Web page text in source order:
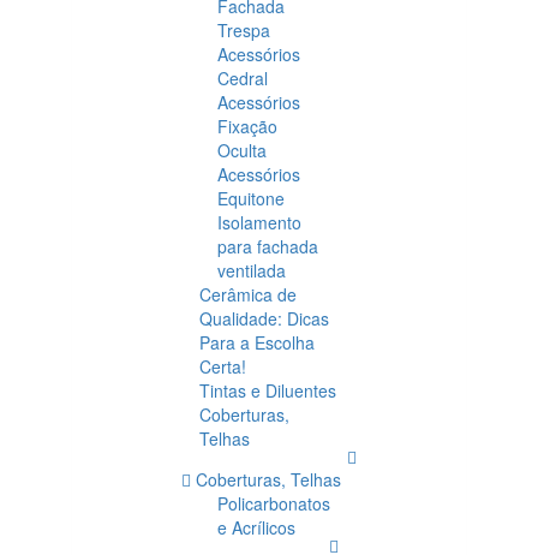
Fachada
Trespa
Acessórios
Cedral
Acessórios
Fixação
Oculta
Acessórios
Equitone
Isolamento
para fachada
ventilada
Cerâmica de
Qualidade: Dicas
Para a Escolha
Certa!
Tintas e Diluentes
Coberturas,
Telhas
Coberturas, Telhas
Policarbonatos
e Acrílicos